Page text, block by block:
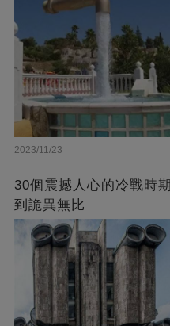
2023/11/23
30個震撼人心的冷戰時
到詭異無比